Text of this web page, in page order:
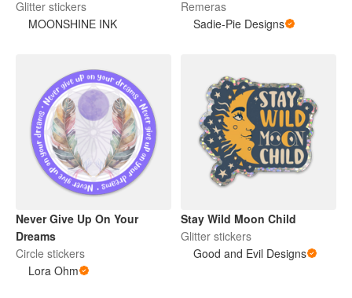
Glitter stickers
MOONSHINE INK
Remeras
Sadie-Pie Designs
Never Give Up On Your
Dreams
Circle stickers
Lora Ohm
Stay Wild Moon Child
Glitter stickers
Good and Evil Designs